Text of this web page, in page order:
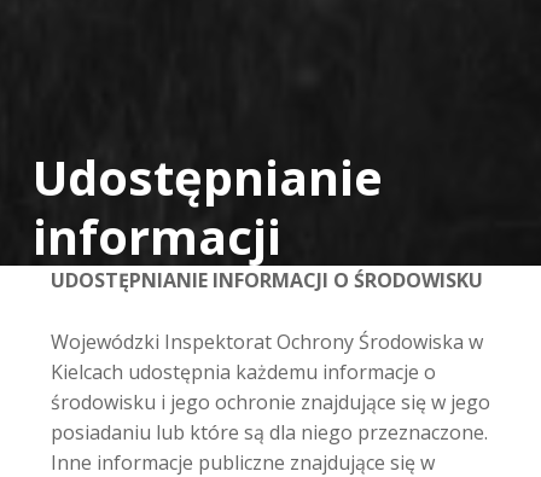
Udostępnianie
informacji
UDOSTĘPNIANIE INFORMACJI O ŚRODOWISKU
Wojewódzki Inspektorat Ochrony Środowiska w
Kielcach udostępnia każdemu informacje o
środowisku i jego ochronie znajdujące się w jego
posiadaniu lub które są dla niego przeznaczone.
Inne informacje publiczne znajdujące się w